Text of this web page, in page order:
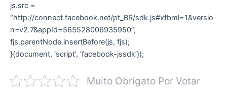
js.src =
“http://connect.facebook.net/pt_BR/sdk.js#xfbml=1&versio
n=v2.7&appId=565528006935950”;
fjs.parentNode.insertBefore(js, fjs);
}(document, ‘script’, ‘facebook-jssdk’));
Muito Obrigato Por Votar